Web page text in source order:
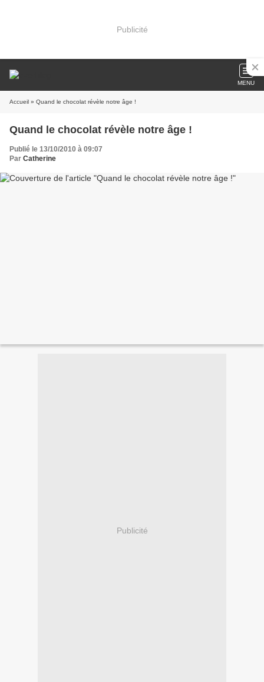
Publicité
MENU
Accueil » Quand le chocolat révèle notre âge !
Quand le chocolat révèle notre âge !
Publié le 13/10/2010 à 09:07
Par Catherine
Publicité